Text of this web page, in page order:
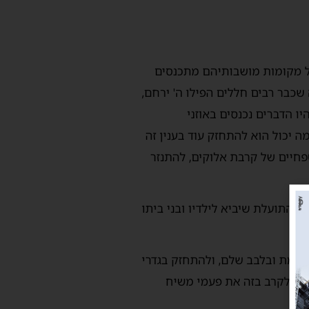
מקומות מושבותיהם מתכנסים
שכבר רבים חללים הפילו ה' ירחם,
נכנסים באוזני
יכול הוא להתחזק עוד בענין זה
של קרבת אלוקים, להתנזר
שיביא לילדיו ובני ביתו
ובלבב שלם, ולהתחזק בגדרי
ולקרב בזה את פעמי משיח